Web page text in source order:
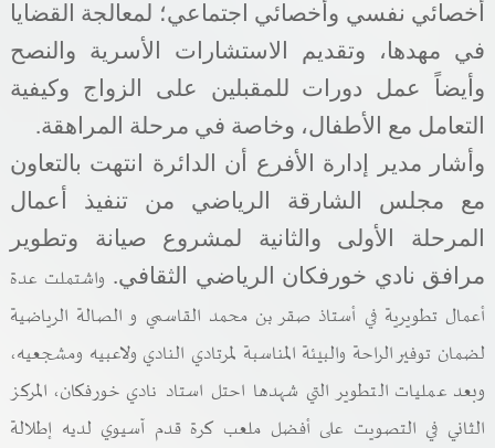
أخصائي نفسي وأخصائي اجتماعي؛ لمعالجة القضايا
في مهدها، وتقديم الاستشارات الأسرية والنصح
وأيضاً عمل دورات للمقبلين على الزواج وكيفية
التعامل مع الأطفال، وخاصة في مرحلة المراهقة.
وأشار مدير إدارة الأفرع أن الدائرة انتهت بالتعاون
مع مجلس الشارقة الرياضي من تنفيذ أعمال
المرحلة الأولى والثانية لمشروع صيانة وتطوير
مرافق نادي خورفكان الرياضي الثقافي .
واشتملت عدة
أعمال تطويرية في أستاذ صقر بن محمد القاسمي و الصالة الرياضية
لضمان توفير الراحة والبيئة المناسبة لمرتادي النادي ولاعبيه ومشجعيه،
وبعد عمليات التطوير التي شهدها احتل استاد نادي خورفكان، المركز
الثاني في التصويت على أفضل ملعب كرة قدم آسيوي لديه إطلالة